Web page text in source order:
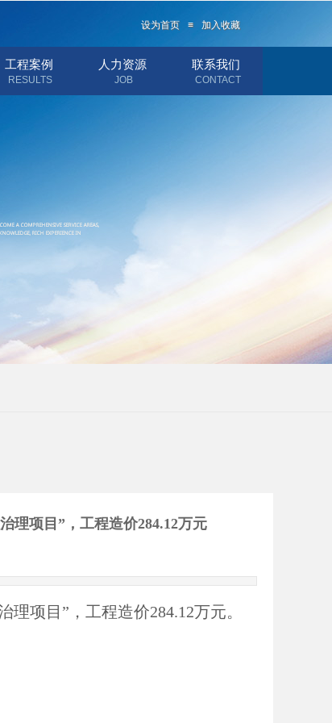
设为首页 ≡ 加入收藏
设为首页 ≡ 加入收藏
工程案例 人力资源 联系我们
RESULTS JOB CONTACT
理项目”，工程造价284.12万元
项目”，工程造价284.12万元。